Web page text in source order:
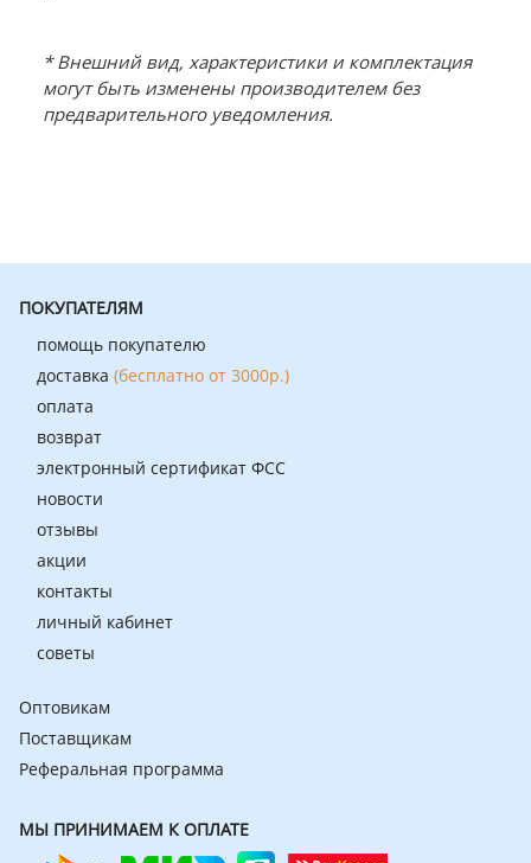
* Внешний вид, характеристики и комплектация
могут быть изменены производителем без
предварительного уведомления.
ПОКУПАТЕЛЯМ
помощь покупателю
доставка (бесплатно от 3000р.)
оплата
возврат
электронный сертификат ФСС
новости
отзывы
акции
контакты
личный кабинет
советы
Оптовикам
Поставщикам
Реферальная программа
МЫ ПРИНИМАЕМ К ОПЛАТЕ